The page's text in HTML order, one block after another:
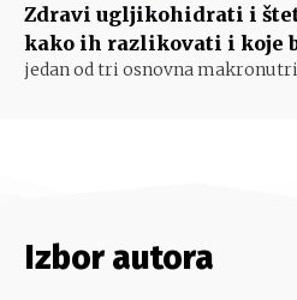
Zdravi ugljikohidrati i
kako ih razlikovati i koje
jedan od tri osnovna
Izbor autora